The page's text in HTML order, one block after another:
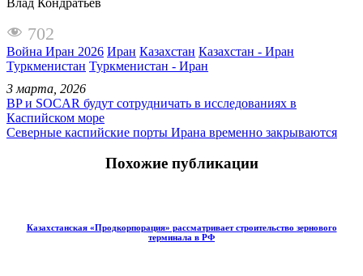
702
Война Иран 2026 Иран Казахстан Казахстан - Иран
Туркменистан Туркменистан - Иран
3 марта, 2026
BP и SOCAR будут сотрудничать в исследованиях в
Каспийском море
Северные каспийские порты Ирана временно закрываются
Похожие публикации
Казахстанская «Продкорпорация» рассматривает строительство зернового
терминала в РФ